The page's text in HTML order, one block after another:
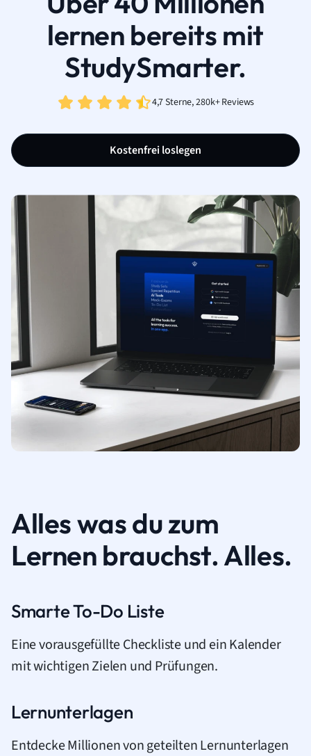
lernen bereits mit
StudySmarter.
4,7 Sterne, 280k+ Reviews
Kostenfrei loslegen
Alles was du zum
Lernen brauchst. Alles.
Smarte To-Do Liste
Eine vorausgefüllte Checkliste und ein Kalender
mit wichtigen Zielen und Prüfungen.
Lernunterlagen
Entdecke Millionen von geteilten Lernunterlagen